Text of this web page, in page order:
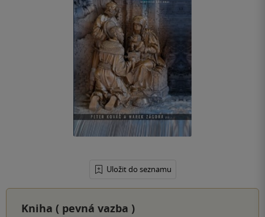
Uložit do seznamu
Kniha ( pevná vazba )